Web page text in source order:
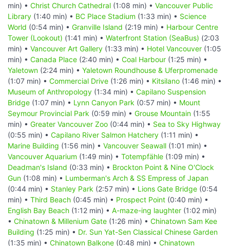
min) • Christ Church Cathedral (1:08 min) • Vancouver Public
Library (1:40 min) • BC Place Stadium (1:33 min) • Science
World (0:54 min) • Granville Island (2:19 min) • Harbour Centre
Tower (Lookout) (1:41 min) • Waterfront Station (SeaBus) (2:03
min) • Vancouver Art Gallery (1:33 min) • Hotel Vancouver (1:05
min) • Canada Place (2:40 min) • Coal Harbour (1:25 min) •
Yaletown (2:24 min) • Yaletown Roundhouse & Uferpromenade
(1:07 min) • Commercial Drive (1:26 min) • Kitsilano (1:46 min) •
Museum of Anthropology (1:34 min) • Capilano Suspension
Bridge (1:07 min) • Lynn Canyon Park (0:57 min) • Mount
Seymour Provincial Park (0:59 min) • Grouse Mountain (1:55
min) • Greater Vancouver Zoo (0:44 min) • Sea to Sky Highway
(0:55 min) • Capilano River Salmon Hatchery (1:11 min) •
Marine Building (1:56 min) • Vancouver Seawall (1:01 min) •
Vancouver Aquarium (1:49 min) • Totempfähle (1:09 min) •
Deadman's Island (0:33 min) • Brockton Point & Nine O'Clock
Gun (1:08 min) • Lumberman's Arch & SS Empress of Japan
(0:44 min) • Stanley Park (2:57 min) • Lions Gate Bridge (0:54
min) • Third Beach (0:45 min) • Prospect Point (0:40 min) •
English Bay Beach (1:12 min) • A-maze-ing laughter (1:02 min)
• Chinatown & Millenium Gate (1:26 min) • Chinatown Sam Kee
Building (1:25 min) • Dr. Sun Yat-Sen Classical Chinese Garden
(1:35 min) • Chinatown Balkone (0:48 min) • Chinatown